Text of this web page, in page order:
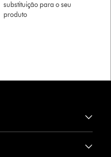
substituição para o seu
produto